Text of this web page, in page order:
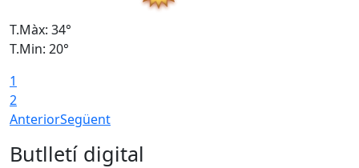
T.Màx: 34°
T.Min: 20°
1
2
AnteriorSegüent
Butlletí digital